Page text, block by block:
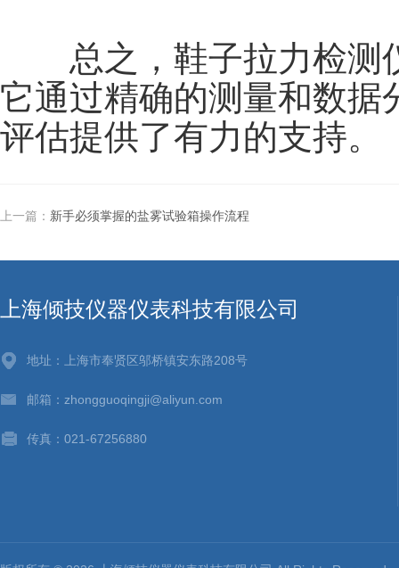
总之，鞋子拉力检测
它通过精确的测量和数据
评估提供了有力的支持。
上一篇： 新手必须掌握的盐雾试验箱操作流程
上海倾技仪器仪表科技有限公司
地址：上海市奉贤区邬桥镇安东路208号
邮箱：zhongguoqingji@aliyun.com
传真：021-67256880